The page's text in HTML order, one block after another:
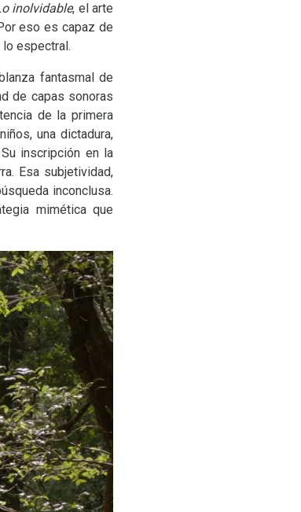
inolvidable, el arte
eso es capaz de
espectral.
fantasmal de
de capas sonoras
de la primera
una dictadura,
inscripción en la
Esa subjetividad,
inconclusa.
mimética que